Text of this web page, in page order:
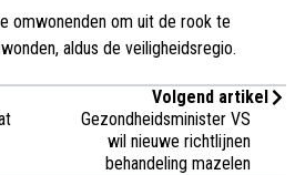
omwonenden om uit de rook te
aldus de veiligheidsregio.
Volgend artikel
Gezondheidsminister VS
wil nieuwe richtlijnen
behandeling mazelen